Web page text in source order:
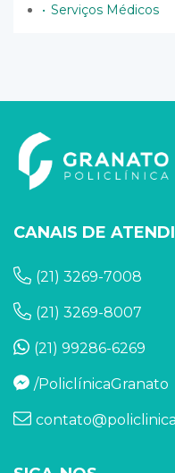
Serviços Médicos
CANAIS DE
(21) 3269-7008
(21) 3269-8007
(21) 99286-6269
/PoliclínicaGranato